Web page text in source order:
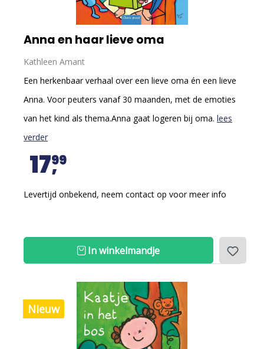
Anna en haar lieve oma
Kathleen Amant
Een herkenbaar verhaal over een lieve oma én een lieve
Anna. Voor peuters vanaf 30 maanden, met de emoties
van het kind als thema.Anna gaat logeren bij oma. lees
verder
1799
Levertijd onbekend, neem contact op voor meer info
In winkelmandje
Nieuw